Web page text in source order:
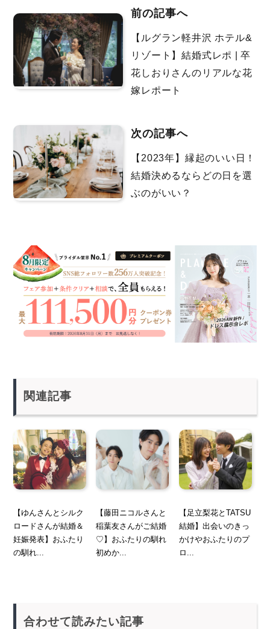
前の記事へ
【ルグラン軽井沢 ホテル&
リゾート】結婚式レポ | 卒
花しおりさんのリアルな花
嫁レポート
次の記事へ
【2023年】縁起のいい日！
結婚決めるならどの日を選
ぶのがいい？
関連記事
【ゆんさんとシルク
ロードさんが結婚＆
妊娠発表】おふたり
の馴れ...
【藤田ニコルさんと
稲葉友さんがご結婚
♡】おふたりの馴れ
初めか...
【足立梨花とTATSU
結婚】出会いのきっ
かけやおふたりのプ
ロ...
合わせて読みたい記事